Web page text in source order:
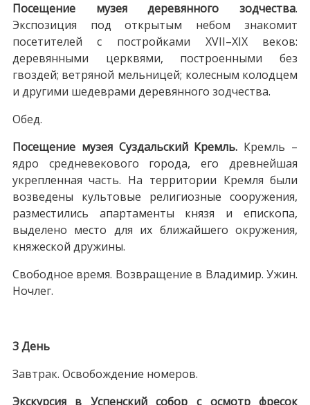
Посещение музея деревянного зодчества.
Экспозиция под открытым небом знакомит
посетителей с постройками XVII–XIX веков:
деревянными церквями, построенными без
гвоздей; ветряной мельницей; колесным колодцем
и другими шедеврами деревянного зодчества.
Обед.
Посещение музея Суздальский Кремль. Кремль –
ядро средневекового города, его древнейшая
укрепленная часть. На территории Кремля были
возведены культовые религиозные сооружения,
разместились апартаменты князя и епископа,
выделено место для их ближайшего окружения,
княжеской дружины.
Свободное время. Возвращение в Владимир. Ужин.
Ночлег.
3 День
Завтрак. Освобождение номеров.
Экскурсия в Успенский собор с осмотр фресок